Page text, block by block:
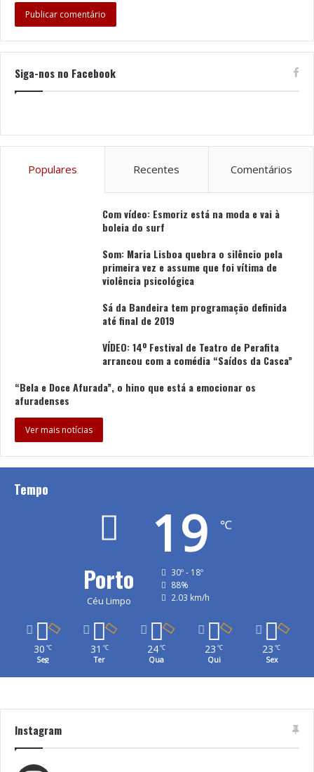
Siga-nos no Facebook
Populares Recentes Comentários
Com vídeo: Esmoriz está na moda e vai à
boleia do surf
Som: Maria Lisboa quebra o silêncio pela
primeira vez e assume que foi vítima de
violência psicológica
Sá da Bandeira tem programação definida
até final de 2019
VÍDEO: 14º Festival de Teatro de Perafita
arrancou com a comédia “Saídos da Casca”
“Bela e Doce Afurada”, o hino que está a emocionar os
afuradenses
Ver mais notícias
Tempo
Porto
Céu Limpo
19 ℃
30º - 18º
88%
2.03 km/h
30 ℃
Seg
31 ℃
Ter
24℃
Qua
23 ℃
Qui
23 ℃
Sex
Instagram